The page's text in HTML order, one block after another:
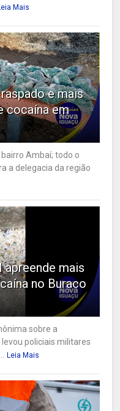
Mais
e mais
cocaína em
Ambaí; todo o
a delegacia da região
apreende mais
no Buraco
sobre a
policiais militares
Leia Mais